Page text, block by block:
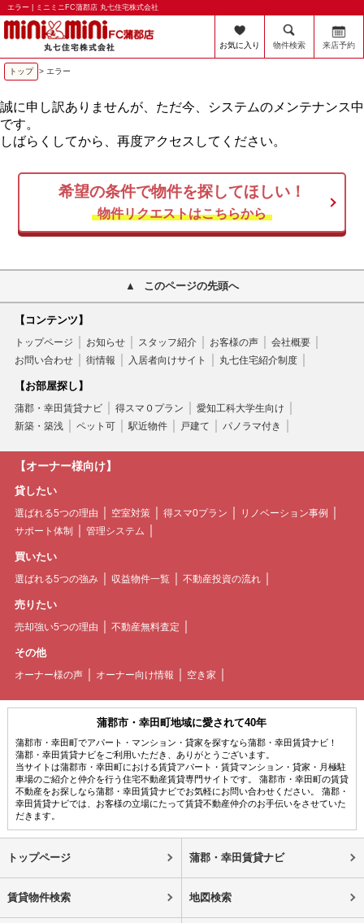
エラー | ミニミニFC蒲郡店 丸七住宅株式会社
お気に入り 物件検索 来店予約
トップ > エラー
誠に申し訳ありませんが、ただ今、システムのメンテナンス中
です。
しばらくしてから、再度アクセスしてください。
希望の条件で物件を探してほしい！
物件リクエストはこちらから
このページの先頭へ
【コンテンツ】
トップページ お知らせ スタッフ紹介 お客様の声
会社概要
お問い合わせ
街情報 入居者向けサイト 丸七住宅紹介制度
【お部屋探し】
蒲郡・幸田賃貸ナビ 得スマ０プラン
愛知工科大学生向け
新築・築浅
ペット可 駅近物件 戸建て パノラマ付き
【オーナー様向け】
貸したい
選ばれる5つの理由 空室対策 得スマ0プラン
リノベーション事例
サポート体制
管理システム
買いたい
選ばれる5つの強み 収益物件一覧 不動産投資の流れ
売りたい
売却強い5つの理由 不動産無料査定
その他
オーナー様の声 オーナー向け情報 空き家
蒲郡市・幸田町地域に愛されて40年
蒲郡市・幸田町でアパート・マンション・貸家を探すなら蒲郡・幸田賃貸ナビ！
蒲郡・幸田賃貸ナビをご利用いただき、ありがとうございます。
当サイトは蒲郡市・幸田町における賃貸アパート・賃貸マンション・貸家・月極駐
車場のご紹介と仲介を行う住宅不動産賃貸専門サイトです。 蒲郡市・幸田町の賃貸
不動産をお探しなら蒲郡・幸田賃貸ナビでお気軽にお問い合わせください。 蒲郡・
幸田賃貸ナビでは、お客様の立場にたって賃貸不動産仲介のお手伝いをさせていた
だきます。
トップページ 蒲郡・幸田賃貸ナビ
賃貸物件検索 地図検索